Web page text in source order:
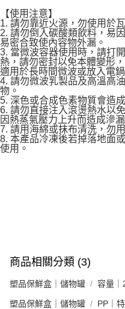
【使用注意】
1. 請勿靠近火源，勿使用於
2. 請勿倒入碳酸類飲料，易
易密合致使內容物外漏。
3. 當微波容器使用時，請打
熱，請勿密封以免本體變形
適用於長時間微波或放入電
4. 請勿微波乳製品及高溫高
物。
5. 深色或合成色素物質會造
6. 請勿直接注入滾燙熱水以
因熱蒸氣壓力上升而造成滲漏
7. 請用海綿或抹布清洗，勿
8. 本產品冷凍後若掉落地面
使用。
商品相關分類 (3)
塑品保鮮盒｜儲物罐 容量｜
塑品保鮮盒｜儲物罐 PP｜